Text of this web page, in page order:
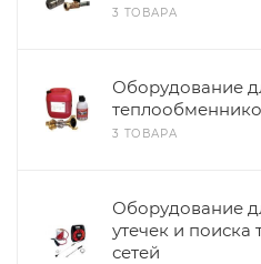
3 ТОВАРА
Оборудование
3 ТОВАРА
Оборудование
утечек и
сетей